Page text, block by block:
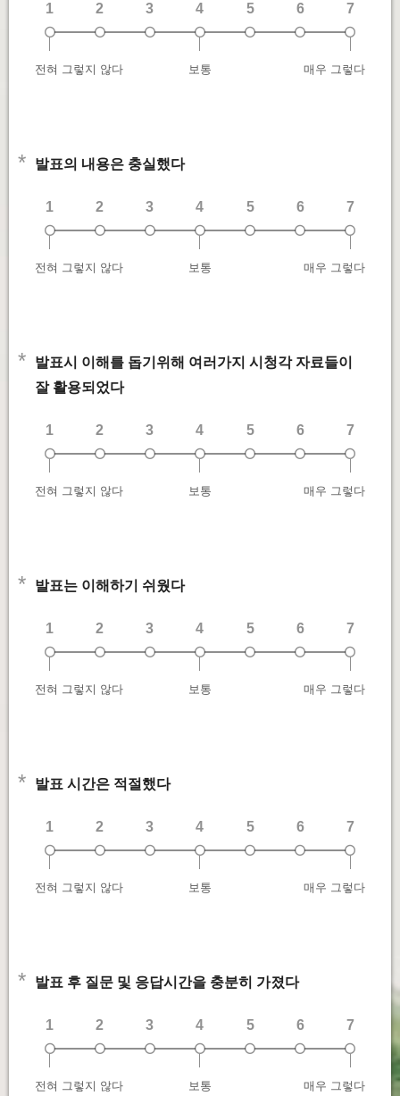
1 2 3 4 5 6 7
전혀 그렇지 않다 보통 매우 그렇다
* 발표의 내용은 충실했다
1 2 3 4 5 6 7
전혀 그렇지 않다 보통 매우 그렇다
*
발표시 이해를 돕기위해 여러가지 시청각 자료들이
잘 활용되었다
1 2 3 4 5 6 7
전혀 그렇지 않다 보통 매우 그렇다
* 발표는 이해하기 쉬웠다
1 2 3 4 5 6 7
전혀 그렇지 않다 보통 매우 그렇다
* 발표 시간은 적절했다
1 2 3 4 5 6 7
전혀 그렇지 않다 보통 매우 그렇다
* 발표 후 질문 및 응답시간을 충분히 가졌다
1 2 3 4 5 6 7
전혀 그렇지 않다 보통 매우 그렇다